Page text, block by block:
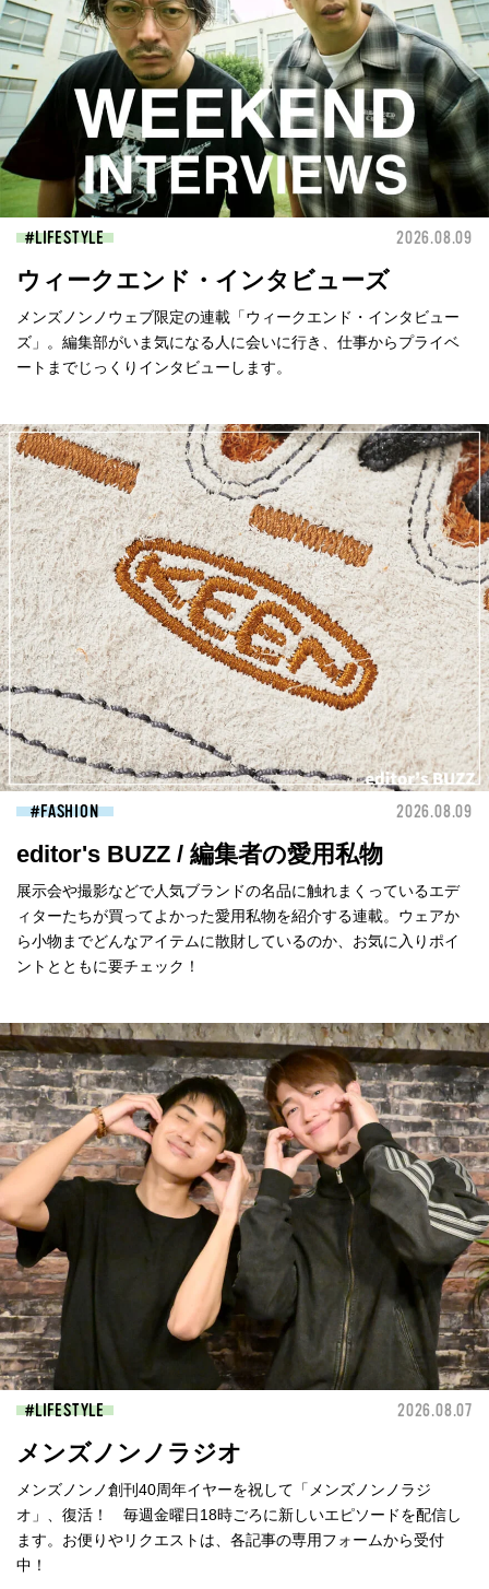
LIFESTYLE 2026.08.09
ウィークエンド・インタビューズ
メンズノンノウェブ限定の連載「ウィークエンド・インタビュー
ズ」。編集部がいま気になる人に会いに行き、仕事からプライベ
ートまでじっくりインタビューします。
FASHION 2026.08.09
editor's BUZZ / 編集者の愛用私物
展示会や撮影などで人気ブランドの名品に触れまくっているエデ
ィターたちが買ってよかった愛用私物を紹介する連載。ウェアか
ら小物までどんなアイテムに散財しているのか、お気に入りポイ
ントとともに要チェック！
LIFESTYLE 2026.08.07
メンズノンノラジオ
メンズノンノ創刊40周年イヤーを祝して「メンズノンノラジ
オ」、復活！ 毎週金曜日18時ごろに新しいエピソードを配信し
ます。お便りやリクエストは、各記事の専用フォームから受付
中！